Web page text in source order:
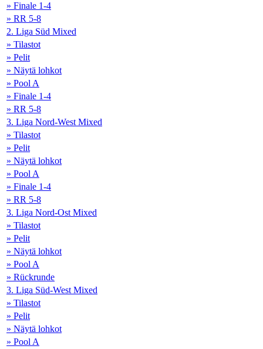
» Finale 1-4
» RR 5-8
2. Liga Süd Mixed
» Tilastot
» Pelit
» Näytä lohkot
» Pool A
» Finale 1-4
» RR 5-8
3. Liga Nord-West Mixed
» Tilastot
» Pelit
» Näytä lohkot
» Pool A
» Finale 1-4
» RR 5-8
3. Liga Nord-Ost Mixed
» Tilastot
» Pelit
» Näytä lohkot
» Pool A
» Rückrunde
3. Liga Süd-West Mixed
» Tilastot
» Pelit
» Näytä lohkot
» Pool A